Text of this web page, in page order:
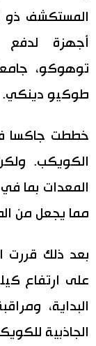
صور
تجارب وآراء
سياسة
مجتمع
ثقافة
طوكيو
الأكثر تفاعلا
موسوعة اليابان
هو وهي
أجهزة
توهوكو،
طوكيو دينكي.
خططت جاكسا
الكويكب.
المعدات بما في
مما يجعل من
بعد ذلك قررت
على ارتفاع
البداية،
الجاذبية